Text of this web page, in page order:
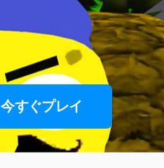
今すぐプレイ